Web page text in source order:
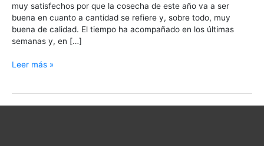
muy satisfechos por que la cosecha de este año va a ser
buena en cuanto a cantidad se refiere y, sobre todo, muy
buena de calidad. El tiempo ha acompañado en los últimas
semanas y, en […]
Leer más »